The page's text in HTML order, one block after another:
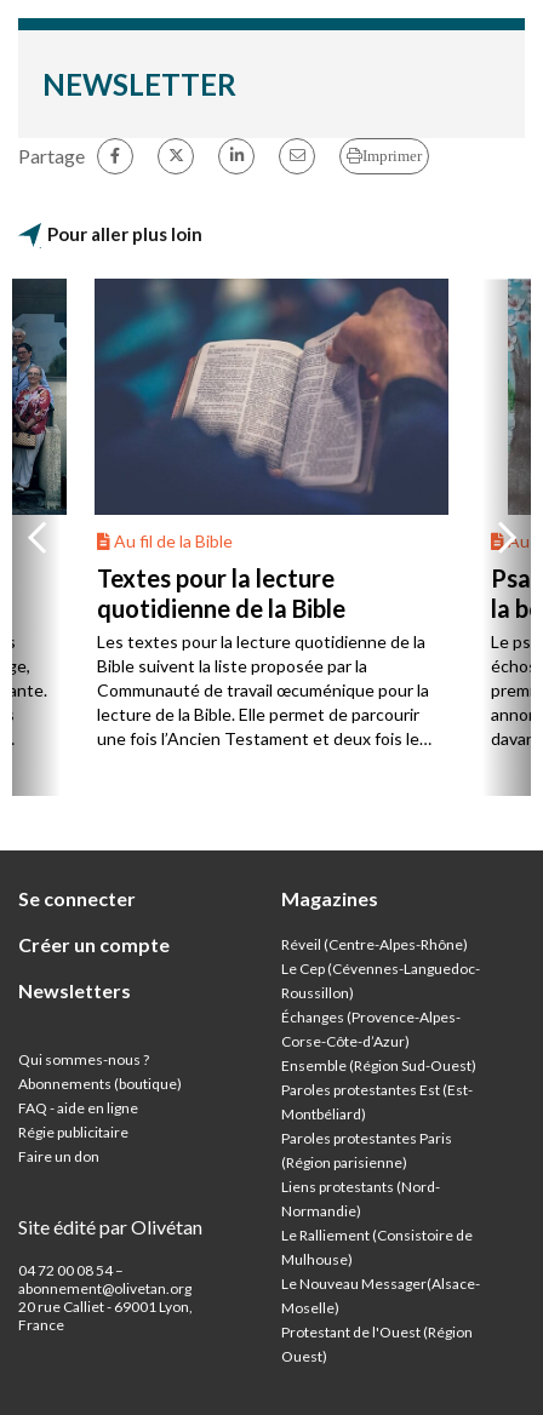
NEWSLETTER
Partage Imprimer
Pour aller plus loin
Au fil de la Bible
Textes pour la lecture
quotidienne de la Bible
Les textes pour la lecture quotidienne de la
Bible suivent la liste proposée par la
Communauté de travail œcuménique pour la
lecture de la Bible. Elle permet de parcourir
une fois l’Ancien Testament et deux fois le
Au
la
Le
échos
Se connecter
Créer un compte
Newsletters
Qui sommes-nous ?
Abonnements (boutique)
FAQ - aide en ligne
Régie publicitaire
Faire un don
Site édité par Olivétan
04 72 00 08 54 –
abonnement@olivetan.org
20 rue Calliet - 69001 Lyon,
France
Magazines
Réveil (Centre-Alpes-Rhône)
Le Cep (Cévennes-Languedoc-
Roussillon)
Échanges (Provence-Alpes-
Corse-Côte-d’Azur)
Ensemble (Région Sud-Ouest)
Paroles protestantes Est (Est-
Montbéliard)
Paroles protestantes Paris
(Région parisienne)
Liens protestants (Nord-
Normandie)
Le Ralliement (Consistoire de
Mulhouse)
Le Nouveau Messager(Alsace-
Moselle)
Protestant de l'Ouest (Région
Ouest)